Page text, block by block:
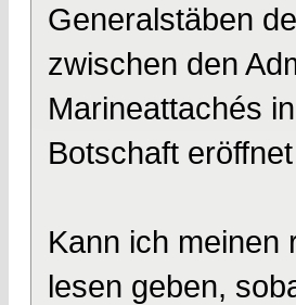
Generalstäben
zwischen den
Marineattachés
Botschaft
Kann ich meinen
lesen geben,